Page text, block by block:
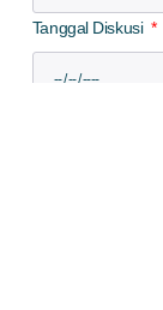
Tanggal Diskusi